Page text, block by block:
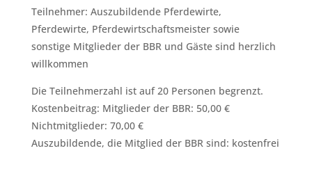
Teilnehmer: Auszubildende Pferdewirte,
Pferdewirte, Pferdewirtschaftsmeister sowie
sonstige Mitglieder der BBR und Gäste sind herzlich
willkommen
Die Teilnehmerzahl ist auf 20 Personen begrenzt.
Kostenbeitrag: Mitglieder der BBR: 50,00 €
Nichtmitglieder: 70,00 €
Auszubildende, die Mitglied der BBR sind: kostenfrei